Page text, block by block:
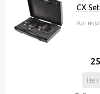
CX
Нет